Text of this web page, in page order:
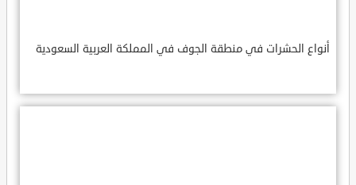
أنواع الحشرات في منطقة الجوف في المملكة العربية السعودية